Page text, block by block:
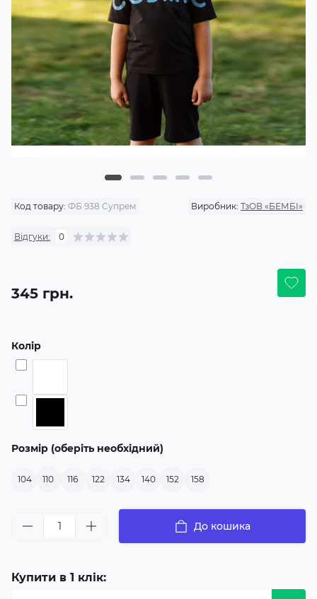
Код товару: ФБ 938 Супрем Виробник: ТзОВ «БЕМБІ»
Відгуки: 0
345 грн.
Колір
Розмір (оберіть необхідний)
104 110 116 122 134 140 152 158
До кошика
Купити в 1 клік: